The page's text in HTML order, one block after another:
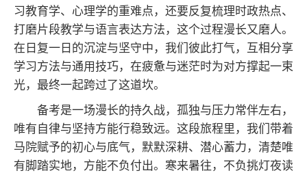
习教育学、心理学的重难点，还要反复梳理时政热点、
打磨片段教学与语言表达方法，这个过程漫长又磨人。
在日复一日的沉淀与坚守中，我们彼此打气，互相分享
学习方法与通用技巧，在疲惫与迷茫时为对方撑起一束
光，最终一起跨过了这道坎。
备考是一场漫长的持久战，孤独与压力常伴左右，
唯有自律与坚持方能行稳致远。这段旅程里，我们带着
马院赋予的初心与底气，默默深耕、潜心蓄力，清楚唯
有脚踏实地，方能不负付出。寒来暑往，不负挑灯夜读